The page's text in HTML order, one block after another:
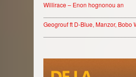
Willirace – Enon hognonou an
Geogrouf ft D-Blue, Manzor, Bobo